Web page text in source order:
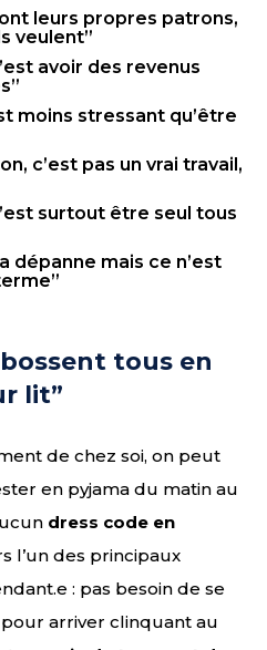
leurs propres patrons,
veulent”
avoir des revenus
moins stressant qu’être
c’est pas un vrai travail,
surtout être seul tous
dépanne mais ce n’est
tous en
lit”
de chez soi, on peut
en pyjama du matin au
dress code en
l’un des principaux
: pas besoin de se
arriver clinquant au